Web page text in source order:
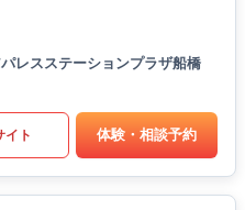
レスステーションプラザ船橋
イト 体験・相談予約